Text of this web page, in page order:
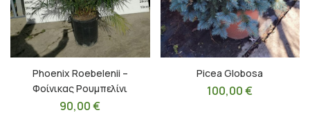
Phoenix Roebelenii –
Φοίνικας Ρουμπελίνι
90,00€
Picea Globosa
100,00€